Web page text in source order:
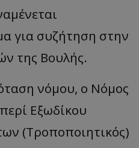
για συζήτηση στην
της Βουλής.
νόμου, ο Νόμος
Εξωδίκου
(Τροποποιητικός)